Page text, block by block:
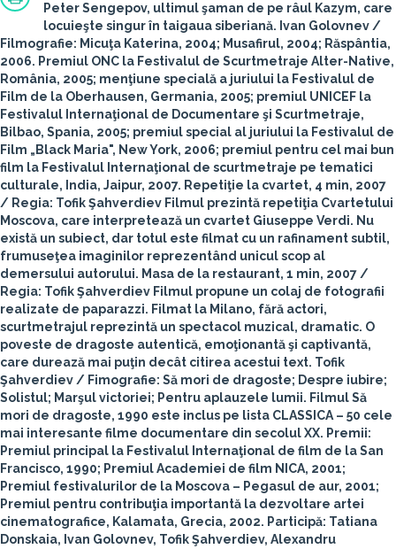
Peter Sengepov, ultimul şaman de pe râul Kazym, care
locuieşte singur în taigaua siberiană. Ivan Golovnev /
Filmografie: Micuţa Katerina, 2004; Musafirul, 2004; Răspântia,
2006. Premiul ONC la Festivalul de Scurtmetraje Alter-Native,
România, 2005; menţiune specială a juriului la Festivalul de
Film de la Oberhausen, Germania, 2005; premiul UNICEF la
Festivalul Internaţional de Documentare şi Scurtmetraje,
Bilbao, Spania, 2005; premiul special al juriului la Festivalul de
Film „Black Maria", New York, 2006; premiul pentru cel mai bun
film la Festivalul Internaţional de scurtmetraje pe tematici
culturale, India, Jaipur, 2007. Repetiţie la cvartet, 4 min, 2007
/ Regia: Tofik Şahverdiev Filmul prezintă repetiţia Cvartetului
Moscova, care interpretează un cvartet Giuseppe Verdi. Nu
există un subiect, dar totul este filmat cu un rafinament subtil,
frumuseţea imaginilor reprezentând unicul scop al
demersului autorului. Masa de la restaurant, 1 min, 2007 /
Regia: Tofik Şahverdiev Filmul propune un colaj de fotografii
realizate de paparazzi. Filmat la Milano, fără actori,
scurtmetrajul reprezintă un spectacol muzical, dramatic. O
poveste de dragoste autentică, emoţionantă şi captivantă,
care durează mai puţin decât citirea acestui text. Tofik
Şahverdiev / Fimografie: Să mori de dragoste; Despre iubire;
Solistul; Marşul victoriei; Pentru aplauzele lumii. Filmul Să
mori de dragoste, 1990 este inclus pe lista CLASSICA – 50 cele
mai interesante filme documentare din secolul XX. Premii:
Premiul principal la Festivalul Internaţional de film de la San
Francisco, 1990; Premiul Academiei de film NICA, 2001;
Premiul festivalurilor de la Moscova – Pegasul de aur, 2001;
Premiul pentru contribuţia importantă la dezvoltare artei
cinematografice, Kalamata, Grecia, 2002. Participă: Tatiana
Donskaia, Ivan Golovnev, Tofik Şahverdiev, Alexandru